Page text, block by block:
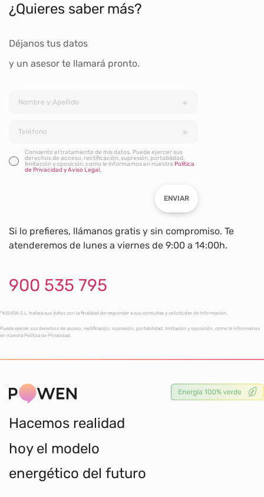
¿Quieres saber más?
Déjanos tus datos
y un asesor te llamará pronto.
Consiento el tratamiento de mis datos. Puede ejercer sus
derechos de acceso, rectificación, supresión, portabilidad,
limitación y oposición, como le informamos en nuestra Política
de Privacidad y Aviso Legal.
ENVIAR
Si lo prefieres, llámanos gratis y sin compromiso. Te
atenderemos de lunes a viernes de 9:00 a 14:00h.
900 535 795
*KISHOA S.L. tratará sus datos con la finalidad de responder a sus consultas y solicitudes de información.
Puede ejercer sus derechos de acceso, rectificación, supresión, portabilidad, limitación y oposición, como le informamos
en nuestra Política de Privacidad.
Hacemos realidad
hoy el modelo
energético del futuro